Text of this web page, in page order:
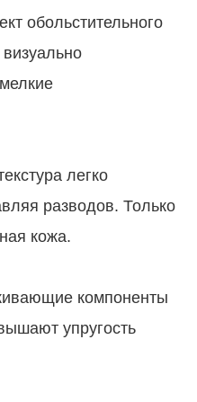
обольстительного
легко
разводов. Только
кожа.
компоненты
упругость